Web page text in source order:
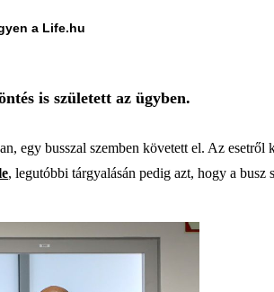
a Life.hu
is született az ügyben.
egy busszal szemben követett el. Az esetről
, legutóbbi tárgyalásán pedig azt, hogy a busz